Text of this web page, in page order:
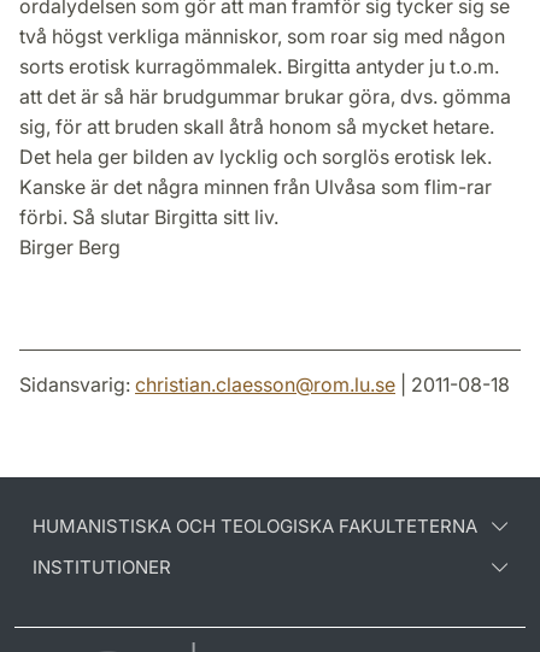
Birger Berg
Sidansvarig: christian.claesson@rom.lu.se | 2011-08-18
HUMANISTISKA OCH TEOLOGISKA FAKULTETERNA
INSTITUTIONER